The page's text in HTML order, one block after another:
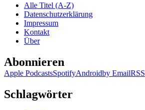
Alle Titel (A-Z)
Datenschutzerklärung
Impressum
Kontakt
Über
Abonnieren
Apple PodcastsSpotifyAndroidby EmailRSS
Schlagwörter